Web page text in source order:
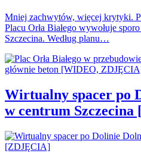
Mniej zachwytów, więcej krytyki.
Placu Orła Białego wywołuje
Szczecina. Według planu…
Wirtualny spacer po
w centrum